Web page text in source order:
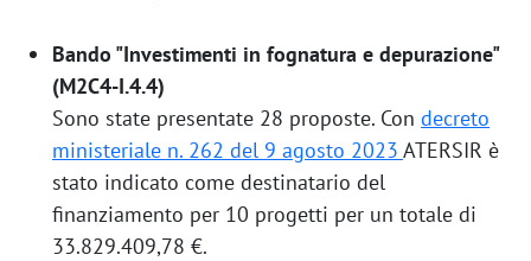
Bando "Investimenti in fognatura e depurazione"
(M2C4-I.4.4)
Sono state presentate 28 proposte. Con decreto
ministeriale n. 262 del 9 agosto 2023 ATERSIR è
stato indicato come destinatario del
finanziamento per 10 progetti per un totale di
33.829.409,78 €.